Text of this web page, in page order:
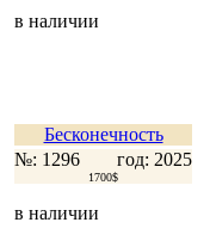
в наличии
Бесконечность
№: 1296
год: 2025
1700$
в наличии